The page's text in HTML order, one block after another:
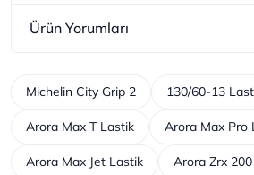
Ürün Yorumları
Michelin City Grip 2 130/60-13
Arora Max T Lastik Arora Max Pro
Arora Max Jet Lastik Arora Zrx